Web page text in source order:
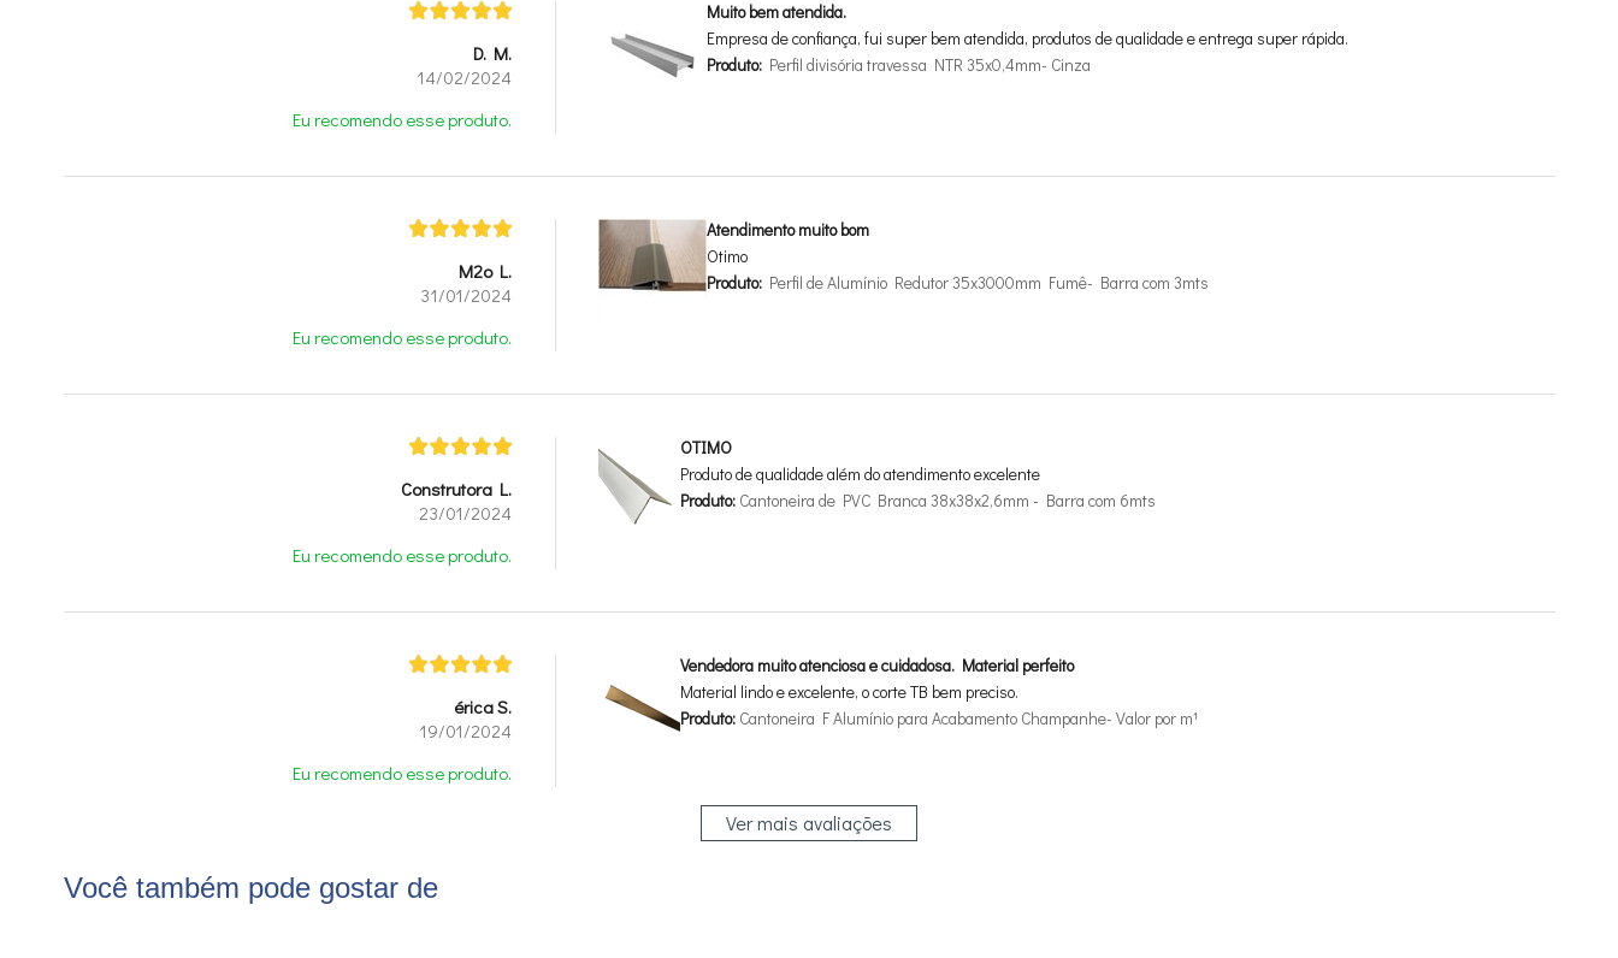
D. M.
14/02/2024
Eu recomendo esse produto.
Muito bem atendida.
Empresa de confiança, fui super bem atendida, produtos de qualidade e entrega super rápida.
Produto: Perfil divisória travessa NTR 35x0,4mm- Cinza
M2o L.
31/01/2024
Eu recomendo esse produto.
Atendimento muito bom
Otimo
Produto: Perfil de Alumínio Redutor 35x3000mm Fumê- Barra com 3mts
Construtora L.
23/01/2024
Eu recomendo esse produto.
OTIMO
Produto de qualidade além do atendimento excelente
Produto: Cantoneira de PVC Branca 38x38x2,6mm - Barra com 6mts
érica S.
19/01/2024
Eu recomendo esse produto.
Vendedora muito atenciosa e cuidadosa. Material perfeito
Material lindo e excelente, o corte TB bem preciso.
Produto: Cantoneira F Alumínio para Acabamento Champanhe- Valor por m¹
Ver mais avaliações
Você também pode gostar de